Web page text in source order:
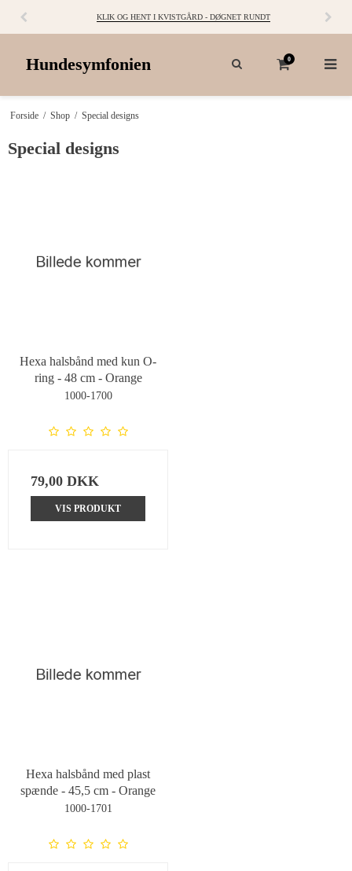
KLIK OG HENT I KVISTGÅRD - DØGNET RUNDT
Hundesymfonien 0
Forside / Shop / Special designs
Special designs
Hexa halsbånd med kun O-
ring - 48 cm - Orange
1000-1700
79,00 DKK
VIS PRODUKT
Hexa halsbånd med plast
spænde - 45,5 cm - Orange
1000-1701